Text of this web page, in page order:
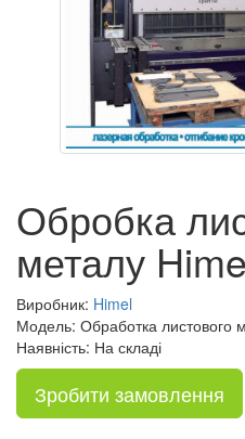
Обробка
металу
Виробник: Himel
Модель: Обработка листового
Наявність: На складі
Зробити замовлення